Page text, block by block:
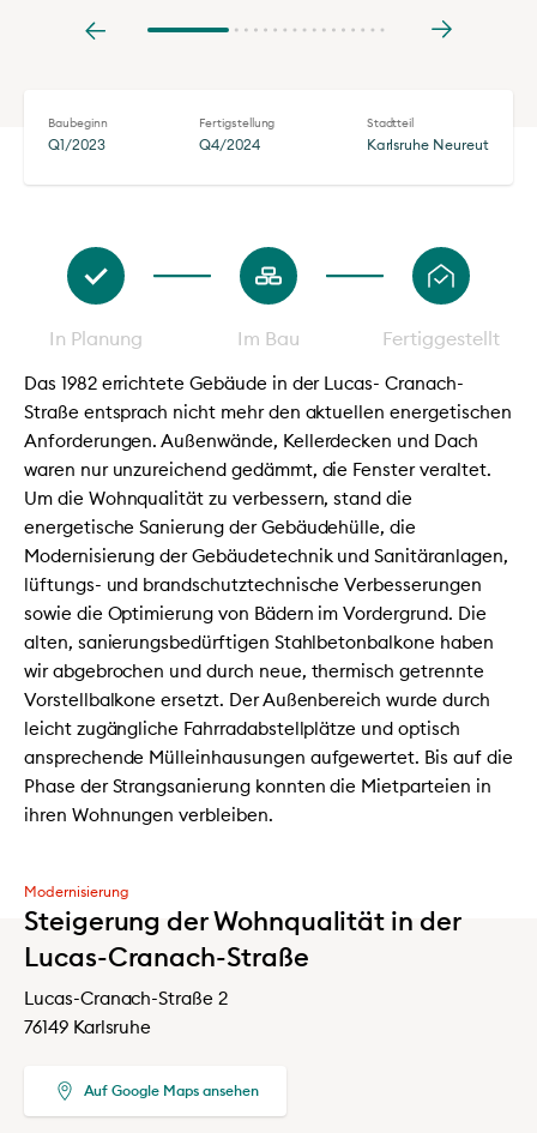
Baubeginn
Q1/2023
Fertigstellung
Q4/2024
Stadtteil
Karlsruhe Neureut
In Planung Im Bau Fertiggestellt
Das 1982 errichtete Gebäude in der Lucas- Cranach-
Straße entsprach nicht mehr den aktuellen energetischen
Anforderungen. Außenwände, Kellerdecken und Dach
waren nur unzureichend gedämmt, die Fenster veraltet.
Um die Wohnqualität zu verbessern, stand die
energetische Sanierung der Gebäudehülle, die
Modernisierung der Gebäudetechnik und Sanitäranlagen,
lüftungs- und brandschutztechnische Verbesserungen
sowie die Optimierung von Bädern im Vordergrund. Die
alten, sanierungsbedürftigen Stahlbetonbalkone haben
wir abgebrochen und durch neue, thermisch getrennte
Vorstellbalkone ersetzt. Der Außenbereich wurde durch
leicht zugängliche Fahrradabstellplätze und optisch
ansprechende Mülleinhausungen aufgewertet. Bis auf die
Phase der Strangsanierung konnten die Mietparteien in
ihren Wohnungen verbleiben.
Modernisierung
Steigerung der Wohnqualität in der
Lucas-Cranach-Straße
Lucas-Cranach-Straße 2
76149 Karlsruhe
Auf Google Maps ansehen